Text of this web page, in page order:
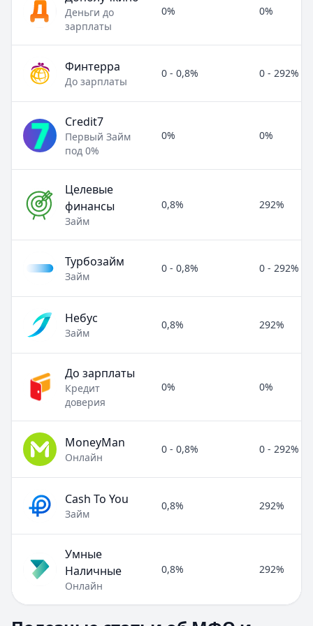
Деньги до
зарплаты
0% 0%
Финтерра
До зарплаты
0 - 0,8% 0 - 292%
Credit7
Первый Займ
под 0%
0% 0%
Целевые
финансы
Займ
0,8% 292%
Турбозайм
Займ
0 - 0,8% 0 - 292%
Небус
Займ
0,8% 292%
До зарплаты
Кредит
доверия
0% 0%
MoneyMan
Онлайн
0 - 0,8% 0 - 292%
Cash To You
Займ
0,8% 292%
Умные
Наличные
Онлайн
0,8% 292%